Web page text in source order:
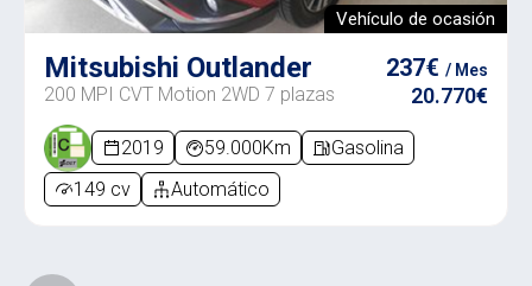
Vehículo de ocasión
Mitsubishi Outlander
200 MPI CVT Motion 2WD 7 plazas
237€ / Mes
20.770€
2019 59.000Km
Gasolina
149 cv
Automático